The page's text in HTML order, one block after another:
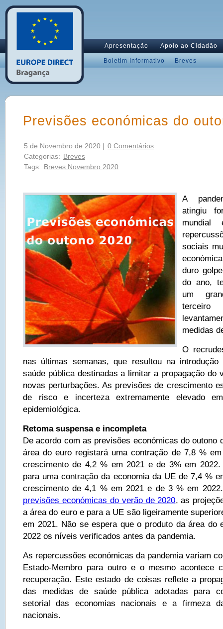
Apresentação Apoio ao Cidadão
Boletim Informativo Breves
Previsões económicas do
5 de Novembro de 2020 | 0 Comentários
Categorias: Breves
Tags: Breves Novembro 2020
A
atingiu
sociais
duro
do ano,
um
medidas
O
nas últimas semanas, que resultou na
saúde pública destinadas a limitar a propagação do
novas perturbações. As previsões de crescimento
de risco e incerteza extremamente elevado
epidemiológica.
Retoma suspensa e incompleta
De acordo com as previsões económicas do outono
área do euro registará uma contração de 7,8 %
crescimento de 4,2 % em 2021 e de 3% em 2022.
para uma contração da economia da UE de 7,4 %
crescimento de 4,1 % em 2021 e de 3 % em
previsões económicas do verão de 2020, as
a área do euro e para a UE são ligeiramente
em 2021. Não se espera que o produto da área do
2022 os níveis verificados antes da pandemia.
As repercussões económicas da pandemia variam
Estado-Membro para outro e o mesmo acontece
recuperação. Este estado de coisas reflete a
das medidas de saúde pública adotadas para
setorial das economias nacionais e a firmeza
nacionais.